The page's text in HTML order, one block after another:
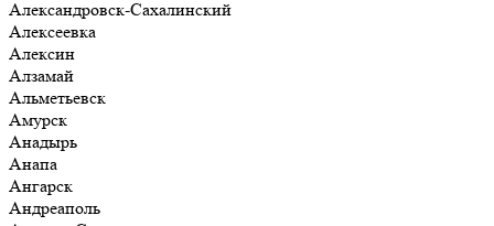
Александровск-Сахалинский
Алексеевка
Алексин
Алзамай
Альметьевск
Амурск
Анадырь
Анапа
Ангарск
Андреаполь